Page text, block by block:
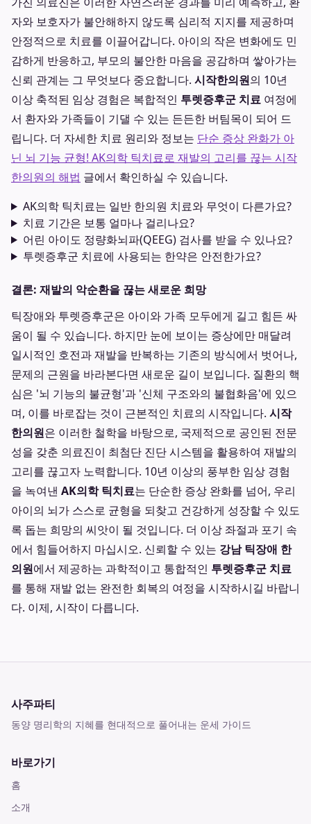
자와 보호자가 불안해하지 않도록 심리적 지지를 제공하며
안정적으로 치료를 이끌어갑니다. 아이의 작은 변화에도 민
감하게 반응하고, 부모의 불안한 마음을 공감하며 쌓아가는
신뢰 관계는 그 무엇보다 중요합니다. 시작한의원의 10년
이상 축적된 임상 경험은 복합적인 투렛증후군 치료 여정에
서 환자와 가족들이 기댈 수 있는 든든한 버팀목이 되어 드
립니다. 더 자세한 치료 원리와 정보는 단순 증상 완화가 아
닌 뇌 기능 균형! AK의학 틱치료로 재발의 고리를 끊는 시작
한의원의 해법 글에서 확인하실 수 있습니다.
AK의학 틱치료는 일반 한의원 치료와 무엇이 다른가요?
치료 기간은 보통 얼마나 걸리나요?
어린 아이도 정량화뇌파(QEEG) 검사를 받을 수 있나요?
투렛증후군 치료에 사용되는 한약은 안전한가요?
결론: 재발의 악순환을 끊는 새로운 희망
틱장애와 투렛증후군은 아이와 가족 모두에게 길고 힘든 싸
움이 될 수 있습니다. 하지만 눈에 보이는 증상에만 매달려
일시적인 호전과 재발을 반복하는 기존의 방식에서 벗어나,
문제의 근원을 바라본다면 새로운 길이 보입니다. 질환의 핵
심은 '뇌 기능의 불균형'과 '신체 구조와의 불협화음'에 있으
며, 이를 바로잡는 것이 근본적인 치료의 시작입니다. 시작
한의원은 이러한 철학을 바탕으로, 국제적으로 공인된 전문
성을 갖춘 의료진이 최첨단 진단 시스템을 활용하여 재발의
고리를 끊고자 노력합니다. 10년 이상의 풍부한 임상 경험
을 녹여낸 AK의학 틱치료는 단순한 증상 완화를 넘어, 우리
아이의 뇌가 스스로 균형을 되찾고 건강하게 성장할 수 있도
록 돕는 희망의 씨앗이 될 것입니다. 더 이상 좌절과 포기 속
에서 힘들어하지 마십시오. 신뢰할 수 있는 강남 틱장애 한
의원에서 제공하는 과학적이고 통합적인 투렛증후군 치료
를 통해 재발 없는 완전한 회복의 여정을 시작하시길 바랍니
다. 이제, 시작이 다릅니다.
사주파티
동양 명리학의 지혜를 현대적으로 풀어내는 운세 가이드
바로가기
홈
소개